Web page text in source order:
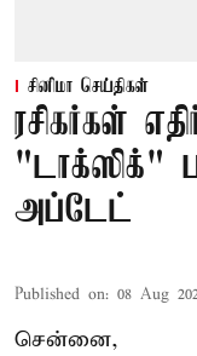
சினிமா செய்திகள்
ரசிகர்கள்
"டாக்ஸிக்"
அப்டேட்
Published on: 08 Aug
சென்னை,